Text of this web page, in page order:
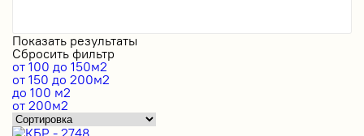
Показать результаты
Сбросить фильтр
от 100 до 150м2
от 150 до 200м2
до 100 м2
от 200м2